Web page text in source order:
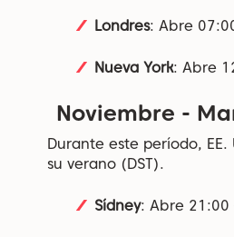
Londres: Abre
Nueva York: Abre
Noviembre -
Durante este período,
su verano (DST).
Sídney: Abre 21:00